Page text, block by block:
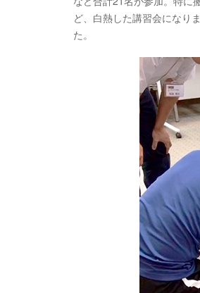
ど、白熱した講習会になり
た。